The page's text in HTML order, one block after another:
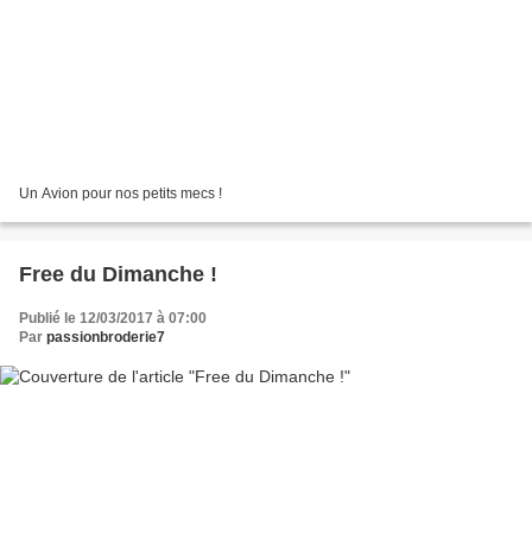
Un Avion pour nos petits mecs !
Free du Dimanche !
Publié le 12/03/2017 à 07:00
Par passionbroderie7